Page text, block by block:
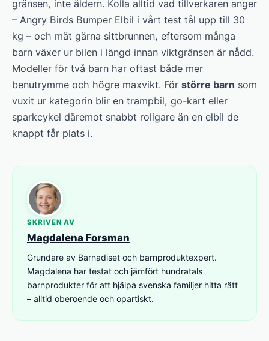
gränsen, inte åldern. Kolla alltid vad tillverkaren anger
– Angry Birds Bumper Elbil i vårt test tål upp till 30
kg – och mät gärna sittbrunnen, eftersom många
barn växer ur bilen i längd innan viktgränsen är nådd.
Modeller för två barn har oftast både mer
benutrymme och högre maxvikt. För större barn som
vuxit ur kategorin blir en trampbil, go-kart eller
sparkcykel däremot snabbt roligare än en elbil de
knappt får plats i.
SKRIVEN AV
Magdalena Forsman
Grundare av Barnadiset och barnproduktexpert.
Magdalena har testat och jämfört hundratals
barnprodukter för att hjälpa svenska familjer hitta rätt
– alltid oberoende och opartiskt.